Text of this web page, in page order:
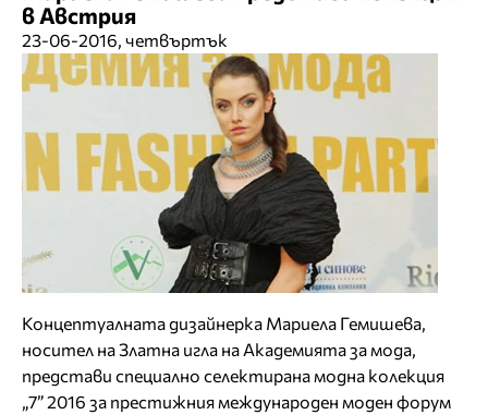
в Австрия
23-06-2016, четвъртък
Концептуалната дизайнерка Мариела Гемишева,
носител на Златна игла на Академията за мода,
представи специално селектирана модна колекция
„7” 2016 за престижния мeждународен моден форум